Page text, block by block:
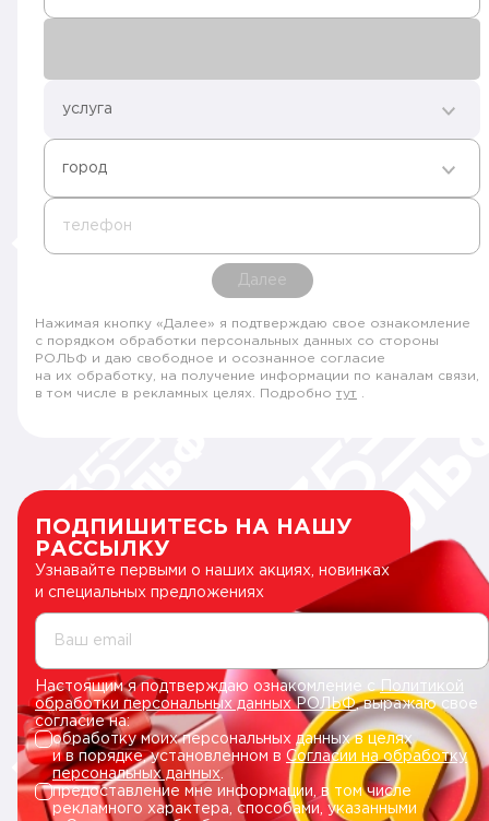
услуга
город
телефон
Далее
Нажимая кнопку «Далее» я подтверждаю свое ознакомление
с порядком обработки персональных данных со стороны
РОЛЬФ и даю свободное и осознанное согласие
на их обработку, на получение информации по каналам связи,
в том числе в рекламных целях. Подробно тут
ПОДПИШИТЕСЬ НА НАШУ
РАССЫЛКУ
Узнавайте первыми о наших акциях, новинках
и специальных предложениях
Ваш email
Настоящим я подтверждаю ознакомление сПолитикой
обработки персональных данных РОЛЬФ, выражаю свое
согласие на:
обработку моих персональных данных в целях
и в порядке, установленном в Согласии на обработку
персональных данных.
предоставление мне информации, в том числе
рекламного характера, способами, указанными